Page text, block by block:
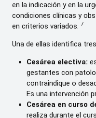
en la indicación y en la
condiciones clínicas y
en criterios variados. 7
Una de ellas identifica
Cesárea electiva:
gestantes con
contraindique o
Es una intervención
Cesárea en curso
realiza durante el